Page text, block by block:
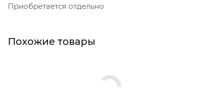
Приобретается отдельно
Похожие товары